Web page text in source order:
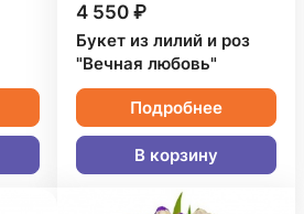
4 550 ₽
Букет из лилий и роз
"Вечная любовь"
Подробнее
В корзину